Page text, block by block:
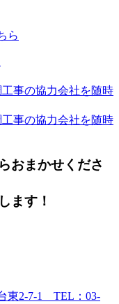
おまかせくださ
ます！
東2-7-1 TEL：03-